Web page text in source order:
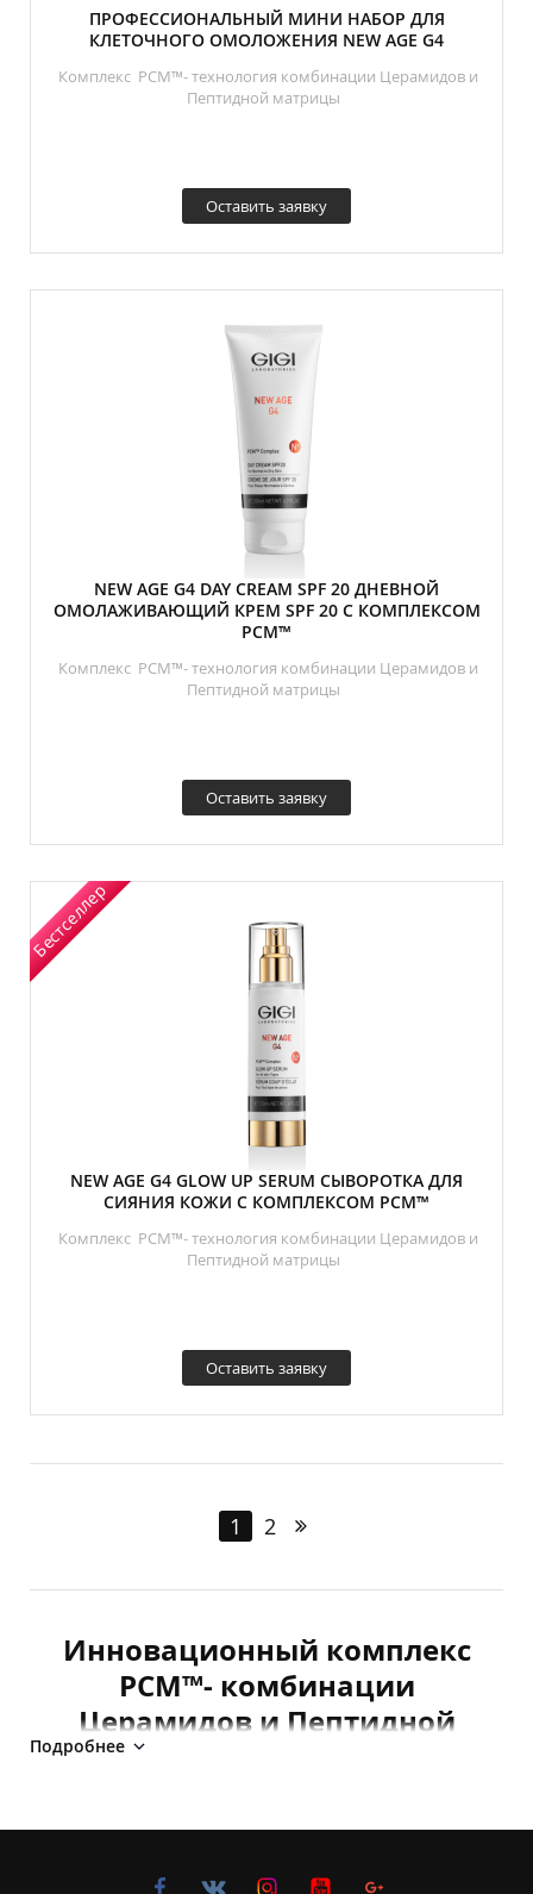
ПРОФЕССИОНАЛЬНЫЙ МИНИ НАБОР ДЛЯ
КЛЕТОЧНОГО ОМОЛОЖЕНИЯ NEW AGE G4
Комплекс PCM™- технология комбинации Церамидов и
Пептидной матрицы
Оставить заявку
NEW AGE G4 DAY CREAM SPF 20 ДНЕВНОЙ
ОМОЛАЖИВАЮЩИЙ КРЕМ SPF 20 С КОМПЛЕКСОМ
PCM™
Комплекс PCM™- технология комбинации Церамидов и
Пептидной матрицы
Оставить заявку
Бестселлер
NEW AGE G4 GLOW UP SERUM СЫВОРОТКА ДЛЯ
СИЯНИЯ КОЖИ С КОМПЛЕКСОМ PCM™
Комплекс PCM™- технология комбинации Церамидов и
Пептидной матрицы
Оставить заявку
1 2
Инновационный комплекс
PCM™- комбинации
Церамидов и Пептидной
омоложения
Разработанная экспертами GIGI
Подробнее